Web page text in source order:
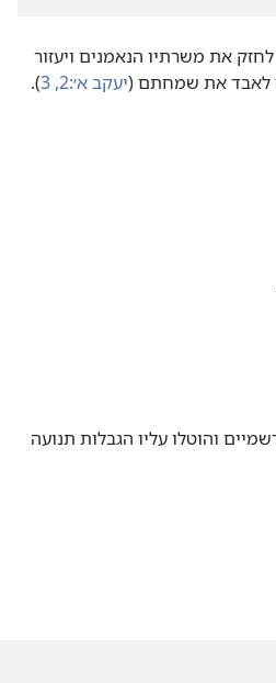
את משרתיו הנאמנים ויעזור
לאבד את שמחתם (‏יעקב א׳:‏2,‏ 3 ‏)‏.‏
והוטלו עליו הגבלות תנועה